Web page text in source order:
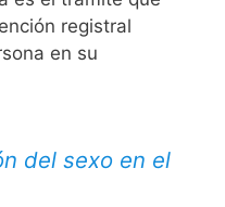
registral
en su
del sexo en el